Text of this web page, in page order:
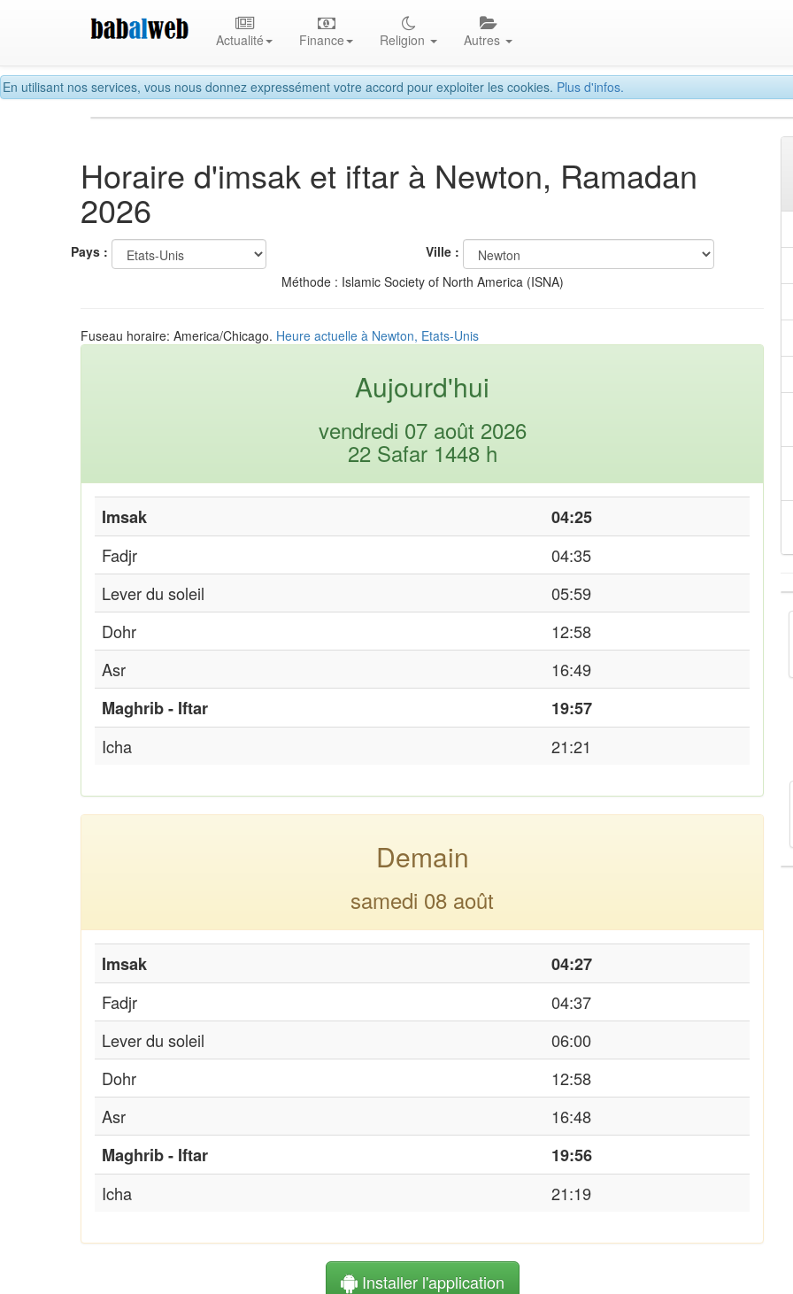
En utilisant nos services, vous nous donnez expressément votre accord pour exploiter les cookies. Plus d'infos.
Actualité Finance Religion Autres
Horaire d'imsak et iftar à Newton, Ramadan
2026
Pays :
Ville :
Méthode : Islamic Society of North America (ISNA)
Fuseau horaire: America/Chicago. Heure actuelle à Newton, Etats-Unis
Aujourd'hui
vendredi 07 août 2026
22 Safar 1448 h
Imsak
04:25
Fadjr
04:35
Lever du soleil
05:59
Dohr
12:58
Asr
16:49
Maghrib - Iftar
19:57
Icha
21:21
Demain
samedi 08 août
Imsak
04:27
Fadjr
04:37
Lever du soleil
06:00
Dohr
12:58
Asr
16:48
Maghrib - Iftar
19:56
Icha
21:19
Installer l'application